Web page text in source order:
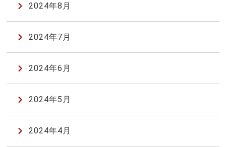
2024年8月
2024年7月
2024年6月
2024年5月
2024年4月